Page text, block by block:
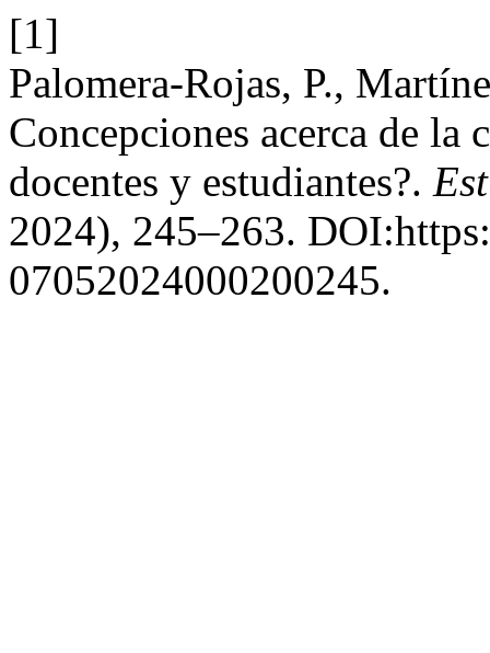
[1]
Palomera-Rojas, P.,
Concepciones acerca de la
docentes y estudiantes?.
2024), 245–263.
07052024000200245.